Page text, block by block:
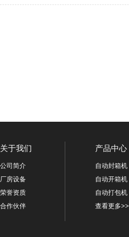
关于我们
公司简介
厂房设备
荣誉资质
合作伙伴
产品中心
自动封箱机
自动开箱机
自动打包机
查看更多>>